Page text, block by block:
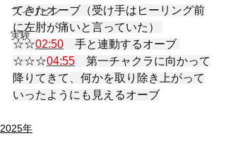
フィリピン
実験
てきたオーブ（受け手はヒーリング前
に左肘が痛いと言っていた）
☆☆02:50 手と連動するオーブ
☆☆☆04:55 第一チャクラに向かって
降りてきて、何かを取り除き上がって
いったようにも見えるオーブ
2025年